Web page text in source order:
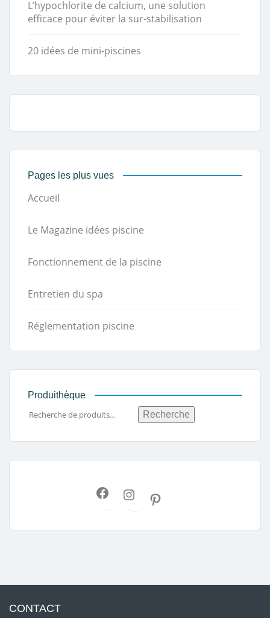
L’hypochlorite de calcium, une solution
efficace pour éviter la sur-stabilisation
20 idées de mini-piscines
Pages les plus vues
Accueil
Le Magazine idées piscine
Fonctionnement de la piscine
Entretien du spa
Réglementation piscine
Produithèque
Recherche
CONTACT